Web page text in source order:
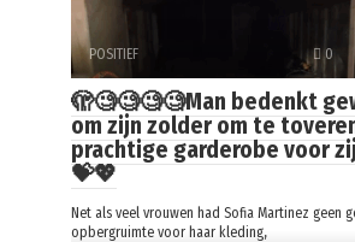
POSITIEF 0
🫣🧐🧐🧐🧐Man bedenkt
om zijn zolder om te
prachtige garderobe voor
💝💖
Net als veel vrouwen had Sofia Martinez geen
opbergruimte voor haar kleding,